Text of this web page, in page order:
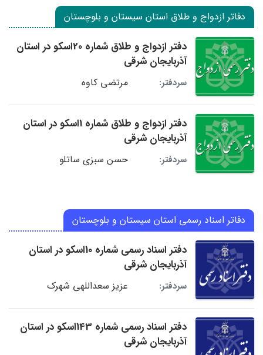
دفاتر ازدواج و طلاق استان سیستان و بلوچستان
دفتر ازدواج و طلاق شماره 20اسکو در استان
آذربایجان شرقی
سردفتر: مرتضی کاوه
دفتر ازدواج و طلاق شماره 1اسکو در استان
آذربایجان شرقی
سردفتر: حسن سبزی ساتلو
دفاتر اسناد رسمی استان سیستان و بلوچستان
دفتر اسناد رسمی شماره 10اسکو در استان
آذربایجان شرقی
سردفتر: عزیز سعداللهی شهرک
دفتر اسناد رسمی شماره 143اسکو در استان
آذربایجان شرقی